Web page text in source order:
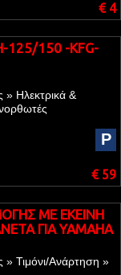
€ 4
150 -KFG-
» Ηλεκτρικά &
P
€ 59
ME EKEINH
ΓΙΑ YAMAHA
» Τιμόνι/Ανάρτηση »